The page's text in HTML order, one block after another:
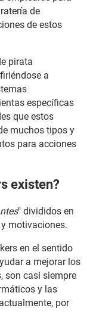
de
de estos
pirata
a
específicas
que estos
muchos tipos y
para acciones
existen?
" divididos en
motivaciones.
en el sentido
a mejorar los
son casi siempre
y las
por